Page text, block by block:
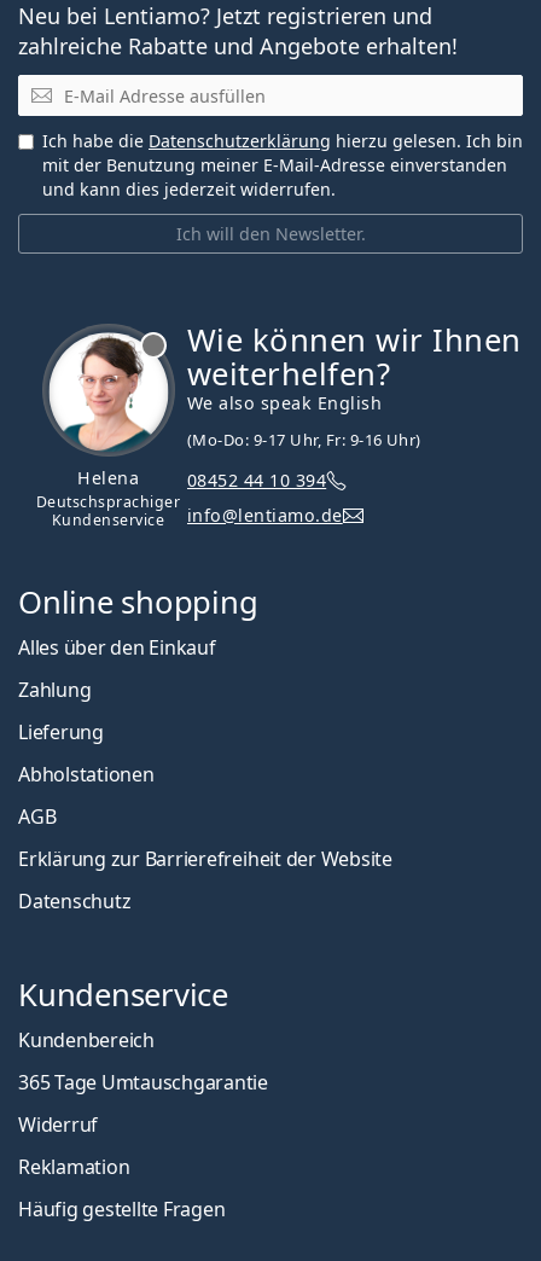
Neu bei Lentiamo? Jetzt registrieren und
zahlreiche Rabatte und Angebote erhalten!
E-Mail
Ich will den Newsletter.
Ich habe die Datenschutzerklärung hierzu gelesen. Ich bin
mit der Benutzung meiner E-Mail-Adresse einverstanden
und kann dies jederzeit widerrufen.
Helena
Deutschsprachiger
Kundenservice
Wie können wir Ihnen
weiterhelfen?
We also speak English
(Mo-Do: 9-17 Uhr, Fr: 9-16 Uhr)
08452 44 10 394
info@lentiamo.de
Online shopping
Alles über den Einkauf
Zahlung
Lieferung
Abholstationen
AGB
Erklärung zur Barrierefreiheit der Website
Datenschutz
Kundenservice
Kundenbereich
365 Tage Umtauschgarantie
Widerruf
Reklamation
Häufig gestellte Fragen